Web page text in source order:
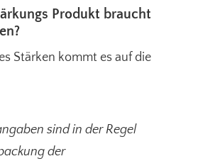
Produkt braucht
Stärken kommt es auf die
sind in der Regel
der